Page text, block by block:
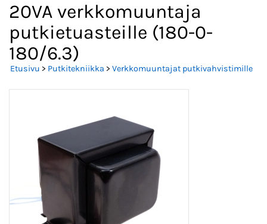
20VA verkkomuuntaja
putkietuasteille (180-0-
180/6.3)
Etusivu > Putkitekniikka > Verkkomuuntajat putkivahvistimille